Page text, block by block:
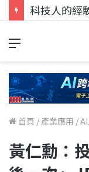
首頁 / 產業應用 /
黃仁勳：